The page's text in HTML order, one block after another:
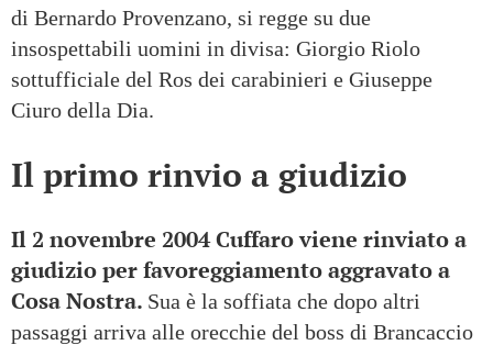
di Bernardo Provenzano, si regge su due
insospettabili uomini in divisa: Giorgio Riolo
sottufficiale del Ros dei carabinieri e Giuseppe
Ciuro della Dia.
Il primo rinvio a giudizio
Il 2 novembre 2004 Cuffaro viene rinviato a
giudizio per favoreggiamento aggravato a
Cosa Nostra. Sua è la soffiata che dopo altri
passaggi arriva alle orecchie del boss di Brancaccio